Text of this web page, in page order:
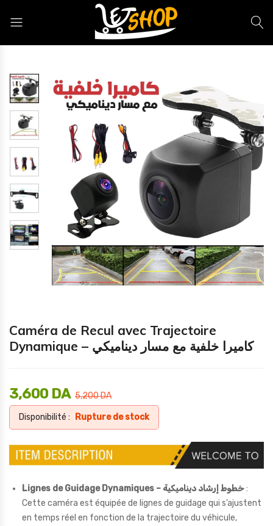
Caméra de Recul avec Trajectoire
Dynamique – كاميرا خلفية مع مسار ديناميكي
5,200DA
3,600 DA
Disponibilité : Rupture de stock
Lignes de Guidage Dynamiques – خطوط إرشاد ديناميكية:
Cette caméra est équipée de lignes de guidage qui s’ajustent
en temps réel en fonction de la trajectoire du véhicule,